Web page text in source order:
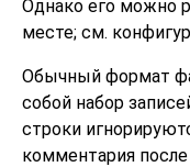
Однако его можно
месте; см.
Обычный формат
собой набор
строки
комментария после